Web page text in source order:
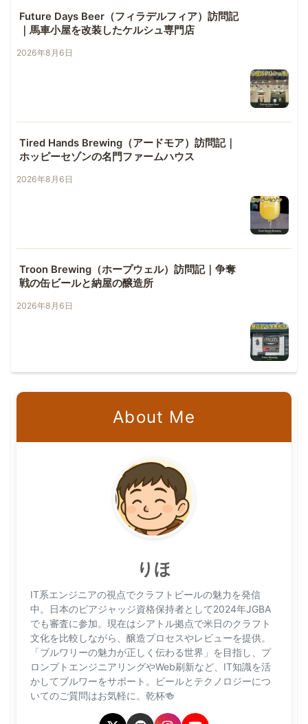
Future Days Beer（フィラデルフィア）訪問記
｜馬車小屋を改装したケルシュ専門店
2026年8月6日
Tired Hands Brewing（アードモア）訪問記｜
ホッピーセゾンの名門ファームハウス
2026年8月6日
Troon Brewing（ホープウェル）訪問記｜争奪
戦の缶ビールと納屋の醸造所
2026年8月6日
About Me
りほ
IT系エンジニアの視点でクラフトビールの魅力を発信
中。日本のビアジャッジ資格保持者として2024年JGBA
でも審査に参加。現在はシアトル拠点で米日のクラフト
文化を比較しながら、醸造プロセスやレビューを提供。
「ブルワリーの魅力が正しく伝わる世界」を目指し、プ
ロンプトエンジニアリングやWeb刷新など、IT知識を活
かしてブルワーをサポート。ビールとテクノロジーにつ
いてのご質問はお気軽に。乾杯🍻